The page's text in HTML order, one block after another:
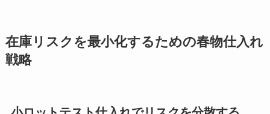
在庫リスクを最小化するための春物仕入れ
戦略